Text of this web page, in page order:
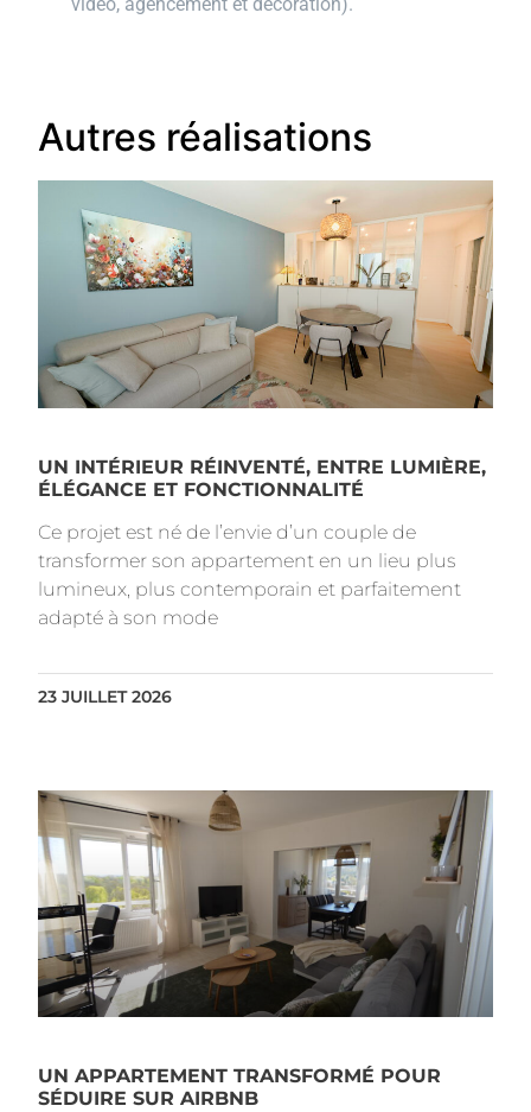
Autres réalisations
UN INTÉRIEUR RÉINVENTÉ, ENTRE LUMIÈRE,
ÉLÉGANCE ET FONCTIONNALITÉ
Ce projet est né de l’envie d’un couple de
transformer son appartement en un lieu plus
lumineux, plus contemporain et parfaitement
adapté à son mode
23 JUILLET 2026
UN APPARTEMENT TRANSFORMÉ POUR
SÉDUIRE SUR AIRBNB